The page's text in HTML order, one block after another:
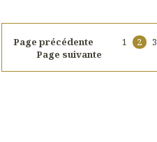
Page précédente 1 2 3
Page suivante